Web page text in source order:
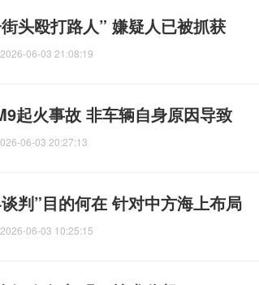
头殴打路人” 嫌疑人已被抓获
2026-06-03 21:08:19
起火事故 非车辆自身原因导致
06-03 20:27:13
判”目的何在 针对中方海上布局
2026-06-03 10:25:15